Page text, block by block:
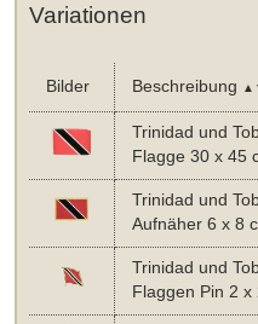
Variationen
Bilder Beschreibung
Trinidad und
Flagge 30 x 45
Trinidad und
Aufnäher 6 x 8
Trinidad und
Flaggen Pin 2 x